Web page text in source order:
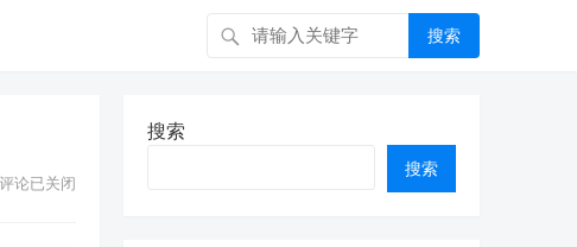
搜索
评论已关闭
搜索
搜索